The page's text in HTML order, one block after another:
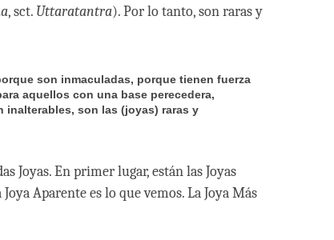
, sct. Uttaratantra). Por lo tanto, son raras y
son inmaculadas, porque tienen fuerza
aquellos con una base perecedera,
son las (joyas) raras y
Joyas. En primer lugar, están las Joyas
Aparente es lo que vemos. La Joya Más